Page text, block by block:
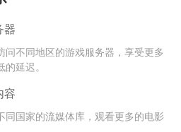
器
问不同地区的游戏服务器，享受更多
延迟。
容
同国家的流媒体库，观看更多的电影